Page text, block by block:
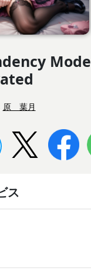
Mode
原 葉月
ス